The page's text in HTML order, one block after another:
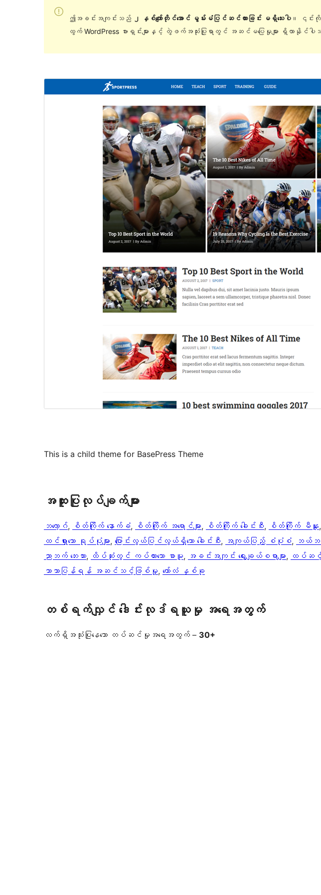
ဤအခင်းအကျင်းသည် ၂ နှစ်ကျော်တိုင်အောင် မွမ်းမံပြင်ဆင်ထားခြင်း မရှိသေးပါ။ ၎င်းကို
ထွက် WordPress ဗားရှင်းများနှင့် တွဲဖက်အသုံးပြုရာတွင် အဆင်မပြေမှုများ ရှိလာနိုင်ပ
This is a child theme for BasePress Theme
အ​ထူး​ပြု​လုပ်​ချက်​များ
ဘလော့ဂ်, စိတ်ကြိုက် နောက်ခံ, စိတ်ကြိုက် အရောင်များ, စိတ်ကြိုက် ခေါင်းစီး, စိတ်ကြိုက် မီနူး,
ထင်ရှားသော ရုပ်ပုံများ, ပြောင်းလွယ်ပြင်လွယ်ရှိသော ခေါင်းစီး, အကျယ်ပြည့် စံပုံစံ, ဘယ်ဘက်
ညာဘက် ဘေးဘား, ထိပ်ဆုံးတွင် ကပ်ထားသော စာမူ, အခင်းအကျင်း ရွေးချယ်စရာများ, ထပ်ဆင့်
ဘာသာပြန်ရန် အဆင်သင့်ဖြစ်မှု, ကော်လံ နှစ်ခု
တစ်ရက်လျှင် ဒေါင်းလုဒ်ရယူမှု အရေအတွက်
လက်ရှိအသုံးပြုနေသော တပ်ဆင်မှုအရေအတွက် – 30+